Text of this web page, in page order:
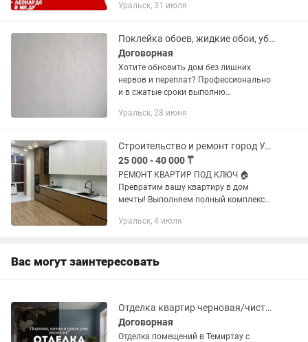
ключ». Наши услуги: Черновые работы:
профессиональная...
Уральск, 31 июля
Поклейка обоев, жидкие обои, уборка дома после ремонта
Договорная
Хотите обновить дом без лишних
нервов и переплат? Профессионально
и в сжатые сроки выполню
или офиса. Работаю аккуратно, на
к...
Уральск, 28 июня
Строительство и ремонт город Уральск
25 000 - 40 000 ₸
РЕМОНТ КВАРТИР ПОД КЛЮЧ 🏠
Превратим вашу квартиру в дом
мечты! Выполняем полный комплекс
и планирование • Демонтаж и
Уральск, 4 июля
Вас могут заинтересовать
Отделка квартир черновая/чистовая, устранение дефектов
Договорная
Отделка помещений в Темиртау с